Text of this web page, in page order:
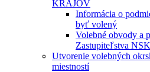
KRAJOV
Informácia o
byť volený
Volebné obvody a
Zastupiteľstva NSK
Utvorenie volebných
miestností